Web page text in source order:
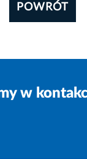
POWRÓT
w